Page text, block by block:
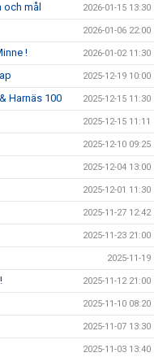
mål 2026-01-15 13:30
2026-01-06 22:00
! 2026-01-02 11:30
2025-12-19 10:00
Harnäs 100 2025-12-15 11:30
2025-12-15 11:11
2025-12-10 09:25
2025-12-04 13:00
2025-12-01 11:30
2025-11-27 12:42
2025-11-23 21:00
2025-11-19
2025-11-12 21:00
2025-11-10 08:20
2025-11-07 13:30
2025-11-03 13:40